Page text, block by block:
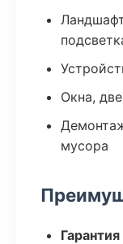
Окна,
мусора